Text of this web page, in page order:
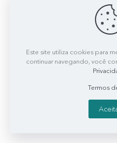
Este site utiliza cookies para
continuar navegando, você
Termos